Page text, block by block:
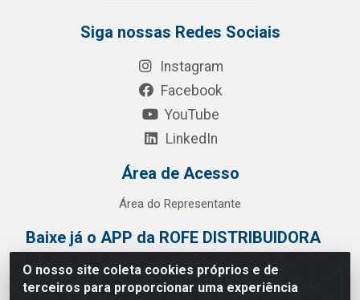
O nosso site coleta cookies próprios e de
terceiros para proporcionar uma experiência
Siga nossas Redes Sociais
Instagram
Facebook
YouTube
LinkedIn
Área de Acesso
Área do Representante
Baixe já o APP da ROFE DISTRIBUIDORA